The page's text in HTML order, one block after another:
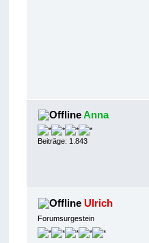
Anna
Beiträge: 1.843
Ulrich
Forumsurgestein